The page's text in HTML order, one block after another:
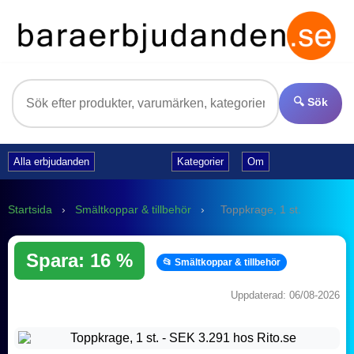
🔍 Sök
Alla erbjudanden Kategorier Om
Startsida › Smältkoppar & tillbehör › Toppkrage, 1 st.
Spara: 16 % 📂 Smältkoppar & tillbehör
Uppdaterad: 06/08-2026